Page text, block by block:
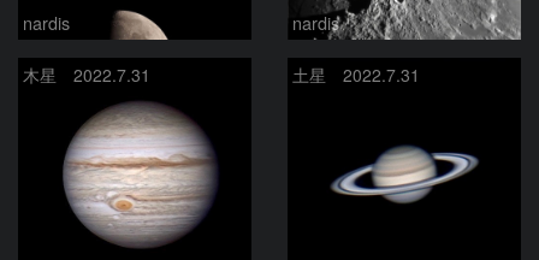
nardis nardis
木星 2022.7.31 土星 2022.7.31